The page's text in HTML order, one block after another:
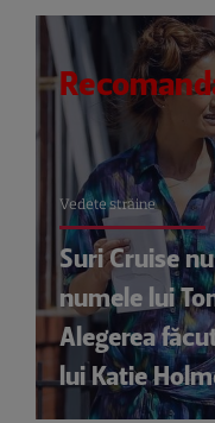
Vedete străine
Suri Cruise
numele lui
Alegerea
lui Katie